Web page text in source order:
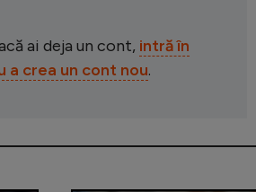
ai deja un cont, intră în
a crea un cont nou.